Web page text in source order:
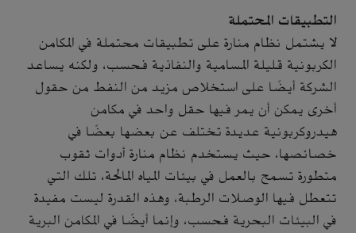
التطبيقات المحتملة
لا يشتمل نظام منارة على تطبيقات محتملة في المكامن
الكربونية قليلة المسامية والنفاذية فحسب، ولكنه يساعد
الشركة أيضًا على استخلاص مزيد من النفط من حقول
أخرى يمكن أن يمر فيها حقل واحد في مكامن
هيدروكربونية عديدة تختلف عن بعضها بعضًا في
خصائصها، حيث يستخدم نظام منارة أدوات ثقوب
متطورة تسمح بالعمل في بيئات المياه المالحة، تلك التي
تتعطل فيها الوصلات الرطبة، وهذه القدرة ليست مفيدة
في البيئات البحرية فحسب، وإنما أيضًا في المكامن البرية